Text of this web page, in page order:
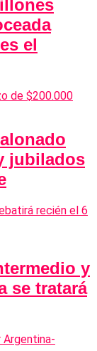
el
jubilados
y
se tratará